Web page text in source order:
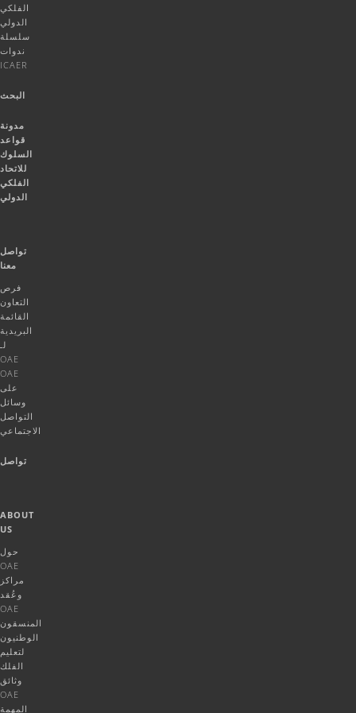
الفلكي
الدولي
سلسلة
ندوات
ICAER
البحث
مدونة
قواعد
السلوك
للاتحاد
الفلكي
الدولي
تواصل
معنا
فرص
التعاون
القائمة
البريدية
لـ
OAE
OAE
على
وسائل
التواصل
الاجتماعي
تواصل
ABOUT
US
حول
OAE
مراكز
وعُقد
OAE
المنسقون
الوطنيون
لتعليم
الفلك
وثائق
OAE
المهمة